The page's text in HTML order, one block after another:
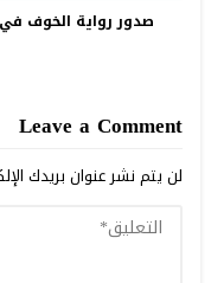
صدور رواية الخوف في
Leave a Comment
لن يتم نشر عنوان بريدك